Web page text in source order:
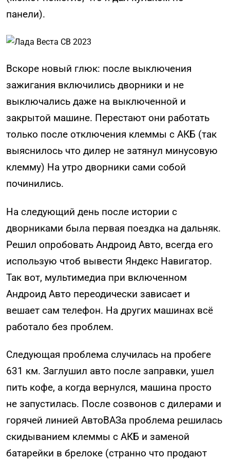
панели).
Вскоре новый глюк: после выключения
зажигания включились дворники и не
выключались даже на выключенной и
закрытой машине. Перестают они работать
только после отключения клеммы с АКБ (так
выяснилось что дилер не затянул минусовую
клемму) На утро дворники сами собой
починились.
На следующий день после истории с
дворниками была первая поездка на дальняк.
Решил опробовать Андроид Авто, всегда его
использую чтоб вывести Яндекс Навигатор.
Так вот, мультимедиа при включенном
Андроид Авто переодически зависает и
вешает сам телефон. На других машинах всё
работало без проблем.
Следующая проблема случилась на пробеге
631 км. Заглушил авто после заправки, ушел
пить кофе, а когда вернулся, машина просто
не запустилась. После созвонов с дилерами и
горячей линией АвтоВАЗа проблема решилась
скидыванием клеммы с АКБ и заменой
батарейки в брелоке (странно что продают